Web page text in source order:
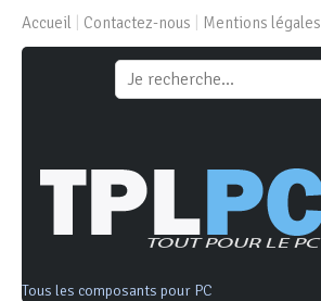
Accueil Contactez-nous Mentions légales
Tous les composants pour PC